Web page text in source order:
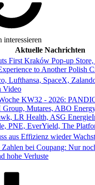
interessieren
Aktuelle Nachrichten
First Kraków Pop-up
to Another Polish
Lufthansa, SpaceX,
Video
KW32 - 2026:
Group, Mutares, ABO
LR Health, ASG
PNE, EverYield, The
aus Effizienz wieder
Zahlen bei Coupang: Nur
hohe Verluste